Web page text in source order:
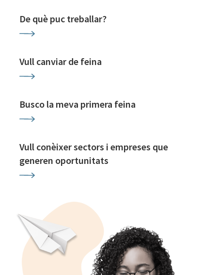
De què puc treballar?
Vull canviar de feina
Busco la meva primera feina
Vull conèixer sectors i empreses que
generen oportunitats